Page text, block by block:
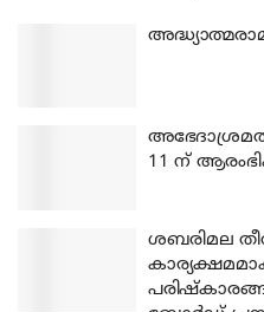
11 ന്
ശബരിമല